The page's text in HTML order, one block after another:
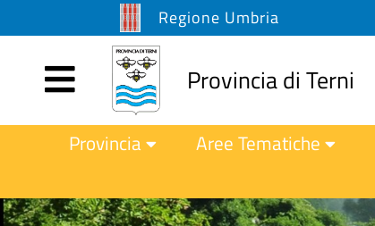
Regione Umbria
Provincia di Terni
Provincia Aree Tematiche